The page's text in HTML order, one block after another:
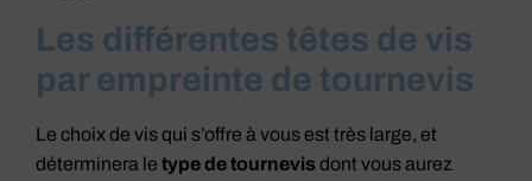
Les différentes têtes de vis
par empreinte de tournevis
Le choix de vis qui s’offre à vous est très large, et
déterminera le type de tournevis dont vous aurez